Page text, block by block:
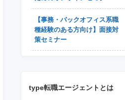
【事務・バックオフィス系職
種経験のある方向け】面接対
策セミナー
type転職エージェントとは